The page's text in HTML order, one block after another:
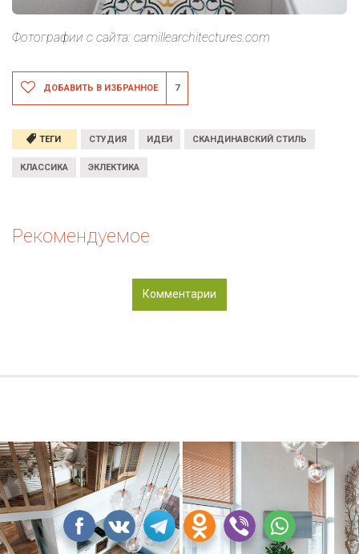
Фотографии с сайта: camillearchitectures.com
ДОБАВИТЬ В ИЗБРАННОЕ 7
ТЕГИ СТУДИЯ ИДЕИ СКАНДИНАВСКИЙ СТИЛЬ
КЛАССИКА ЭКЛЕКТИКА
Рекомендуемое
Комментарии